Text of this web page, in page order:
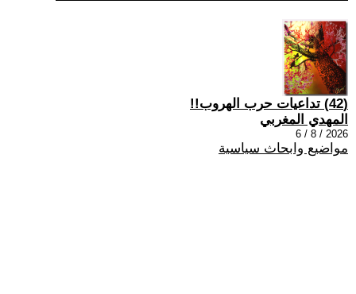
(42) تداعيات حرب الهروب!!
المهدي المغربي
2026 / 8 / 6
مواضيع وابحاث سياسية